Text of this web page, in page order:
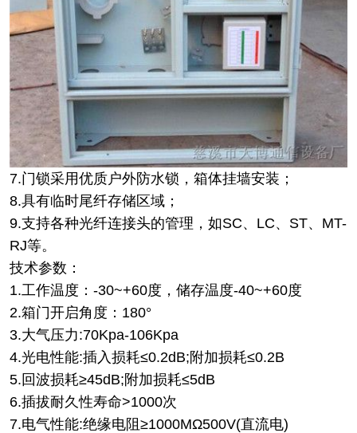
7.门锁采用优质户外防水锁，箱体挂墙安装；
8.具有临时尾纤存储区域；
9.支持各种光纤连接头的管理，如SC、LC、ST、MT-
RJ等。
技术参数：
1.工作温度：-30~+60度，储存温度-40~+60度
2.箱门开启角度：180°
3.大气压力:70Kpa-106Kpa
4.光电性能:插入损耗≤0.2dB;附加损耗≤0.2B
5.回波损耗≥45dB;附加损耗≤5dB
6.插拔耐久性寿命>1000次
7.电气性能:绝缘电阻≥1000MΩ500V(直流电)